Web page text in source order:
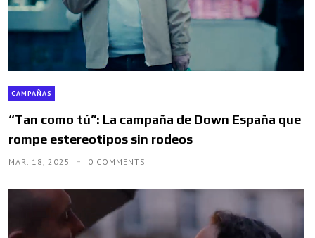
CAMPAÑAS
“Tan como tú”: La campaña de Down España que
rompe estereotipos sin rodeos
MAR. 18, 2025 0 COMMENTS